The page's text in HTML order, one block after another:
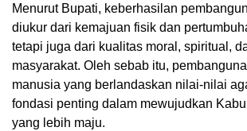
Menurut Bupati, keberhasilan
diukur dari kemajuan fisik dan
tetapi juga dari kualitas moral, spiritual,
masyarakat. Oleh sebab itu,
manusia yang berlandaskan nilai-nilai
fondasi penting dalam mewujudkan
yang lebih maju.